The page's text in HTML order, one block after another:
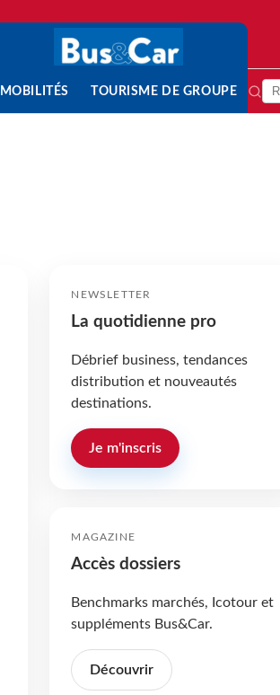
MOBILITÉS TOURISME DE GROUPE
NEWSLETTER
La quotidienne pro
Débrief business, tendances
distribution et nouveautés
destinations.
Je m'inscris
MAGAZINE
Accès dossiers
Benchmarks marchés, Icotour et
suppléments Bus&Car.
Découvrir